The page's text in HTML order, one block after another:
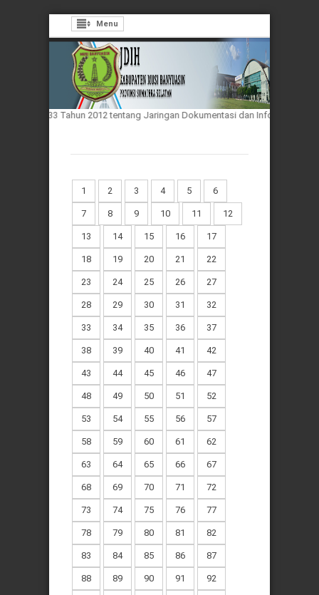
Menu
33 Tahun 2012 tentang Jaringan Dokumentasi dan Informasi Hukum
1 2 3 4 5 6
7 8 9 10 11 12
13 14 15 16 17
18 19 20 21 22
23 24 25 26 27
28 29 30 31 32
33 34 35 36 37
38 39 40 41 42
43 44 45 46 47
48 49 50 51 52
53 54 55 56 57
58 59 60 61 62
63 64 65 66 67
68 69 70 71 72
73 74 75 76 77
78 79 80 81 82
83 84 85 86 87
88 89 90 91 92